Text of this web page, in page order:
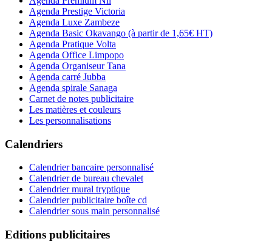
Agenda Prestige Victoria
Agenda Luxe Zambeze
Agenda Basic Okavango (à partir de 1,65€ HT)
Agenda Pratique Volta
Agenda Office Limpopo
Agenda Organiseur Tana
Agenda carré Jubba
Agenda spirale Sanaga
Carnet de notes publicitaire
Les matières et couleurs
Les personnalisations
Calendriers
Calendrier bancaire personnalisé
Calendrier de bureau chevalet
Calendrier mural tryptique
Calendrier publicitaire boîte cd
Calendrier sous main personnalisé
Editions publicitaires